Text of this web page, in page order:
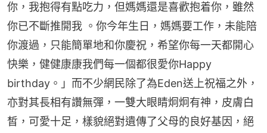
你，我抱得有點吃力，但媽媽還是喜歡抱着你，雖然
你已不斷推開我 。你今年生日，媽媽要工作，未能陪
你渡過，只能簡單地和你慶祝，希望你每一天都開心
快樂，健健康康我們每一個都很愛你Happy
birthday。」而不少網民除了為Eden送上祝福之外，
亦對其長相有讚無彈，一雙大眼睛炯炯有神，皮膚白
皙，可愛十足，樣貌絕對遺傳了父母的良好基因，絕